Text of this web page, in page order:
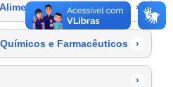
›
e Farmacêuticos ›
›